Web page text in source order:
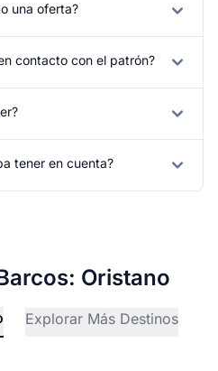
una oferta?
contacto con el patrón?
tener en cuenta?
Oristano
Explorar Más Destinos